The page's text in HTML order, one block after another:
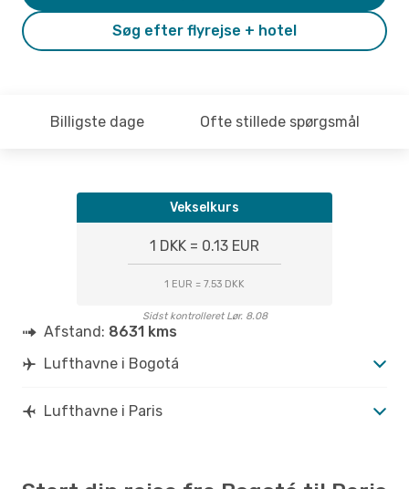
Søg efter flyrejse + hotel
Billigste dage Ofte stillede spørgsmål
Vekselkurs
1 DKK = 0.13 EUR
1 EUR = 7.53 DKK
Sidst kontrolleret Lør. 8.08
Afstand: 8631 kms
Lufthavne i Bogotá
Lufthavne i Paris